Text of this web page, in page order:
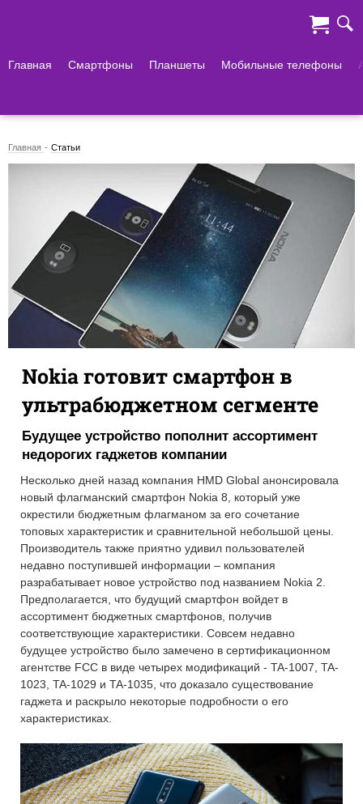
Главная Смартфоны Планшеты Мобильные телефоны
Главная Статьи
Nokia готовит смартфон в
ультрабюджетном сегменте
Будущее устройство пополнит ассортимент
недорогих гаджетов компании
Несколько дней назад компания HMD Global анонсировала
новый флагманский смартфон Nokia 8, который уже
окрестили бюджетным флагманом за его сочетание
топовых характеристик и сравнительной небольшой цены.
Производитель также приятно удивил пользователей
недавно поступившей информации – компания
разрабатывает новое устройство под названием Nokia 2.
Предполагается, что будущий смартфон войдет в
ассортимент бюджетных смартфонов, получив
соответствующие характеристики. Совсем недавно
будущее устройство было замечено в сертификационном
агентстве FCC в виде четырех модификаций - TA-1007, TA-
1023, TA-1029 и TA-1035, что доказало существование
гаджета и раскрыло некоторые подробности о его
характеристиках.